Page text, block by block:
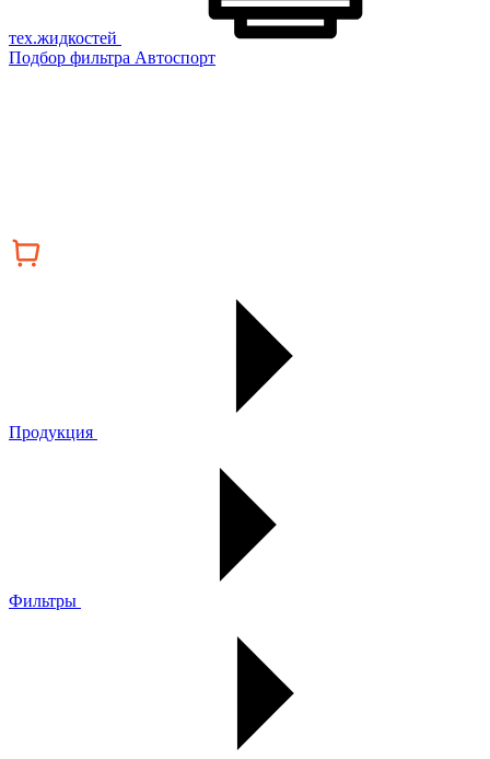
тех.жидкостей
Подбор фильтра Автоспорт
Продукция
Фильтры